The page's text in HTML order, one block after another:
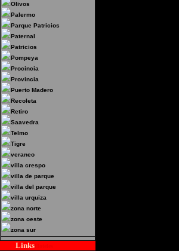
Olivos
Palermo
Parque Patricios
Paternal
Patricios
Pompeya
Procincia
Provincia
Puerto Madero
Recoleta
Retiro
Saavedra
Telmo
Tigre
veraneo
villa crespo
villa de parque
villa del parque
villa urquiza
zona norte
zona oeste
zona sur
Links